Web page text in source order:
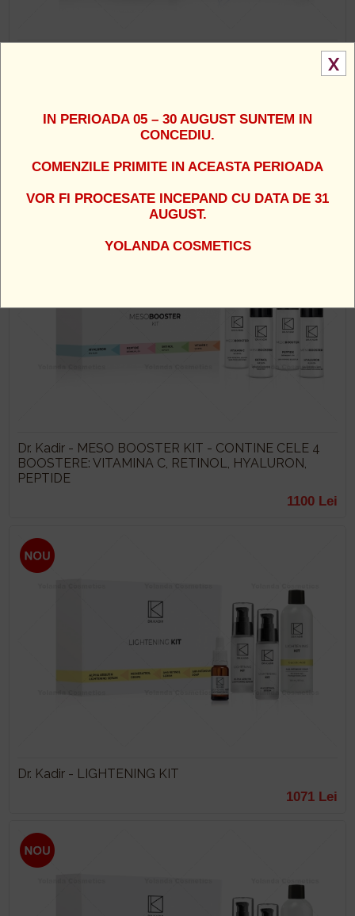
Dr. Kadir - Crema hranitoare anti imbatranire pentru ten
Dr. Kadir - MESO BOOSTER KIT - CONTINE CELE 4
BOOSTERE: VITAMINA C, RETINOL, HYALURON,
PEPTIDE
1100 Lei
Dr. Kadir - LIGHTENING KIT
1071 Lei
X
IN PERIOADA 05 – 30 AUGUST SUNTEM IN
CONCEDIU.
COMENZILE PRIMITE IN ACEASTA PERIOADA
VOR FI PROCESATE INCEPAND CU DATA DE 31
AUGUST.
YOLANDA COSMETICS